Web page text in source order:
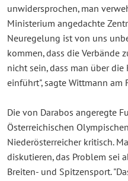
unwidersprochen, man
Ministerium angedachte
Neuregelung ist von uns
kommen, dass die Verbände
nicht sein, dass man über
einführt", sagte Wittmann am
Die von Darabos angeregte
Österreichischen
Niederösterreicher kritisch.
diskutieren, das Problem sei
Breiten- und Spitzensport.